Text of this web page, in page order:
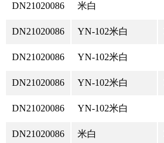
DN21020086 米白
DN21020086 YN-102米白
DN21020086 YN-102米白
DN21020086 YN-102米白
DN21020086 YN-102米白
DN21020086 米白